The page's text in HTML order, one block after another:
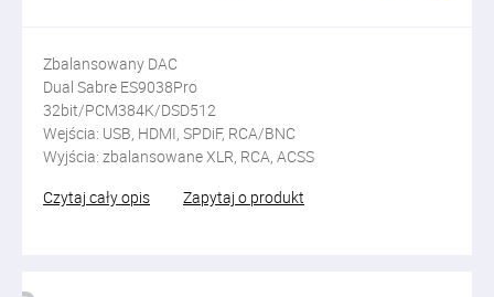
Zbalansowany DAC
Dual Sabre ES9038Pro
32bit/PCM384K/DSD512
Wejścia: USB, HDMI, SPDiF, RCA/BNC
Wyjścia: zbalansowane XLR, RCA, ACSS
Czytaj cały opis
Zapytaj o produkt